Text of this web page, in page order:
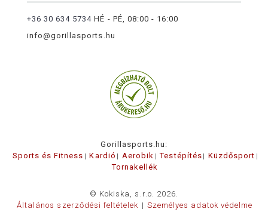
+36 30 634 5734 HÉ - PÉ, 08:00 - 16:00
info@gorillasports.hu
Gorillasports.hu:
Sports és Fitness
Kardió Aerobik Testépítés
Küzdősport
Tornakellék
© Kokiska, s.r.o. 2026.
Általános szerződési feltételek
Személyes adatok védelme